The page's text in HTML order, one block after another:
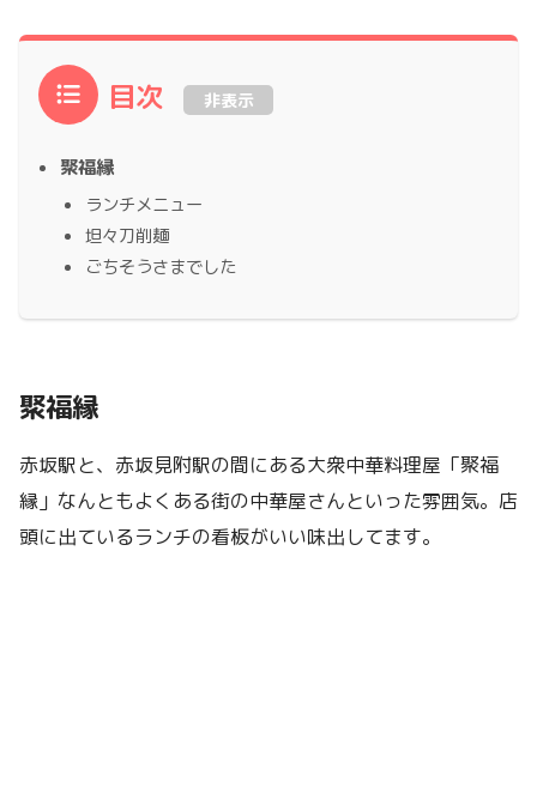
目次 非表示
聚福縁
ランチメニュー
坦々刀削麺
ごちそうさまでした
聚福縁
赤坂駅と、赤坂見附駅の間にある大衆中華料理屋「聚福
縁」なんともよくある街の中華屋さんといった雰囲気。店
頭に出ているランチの看板がいい味出してます。